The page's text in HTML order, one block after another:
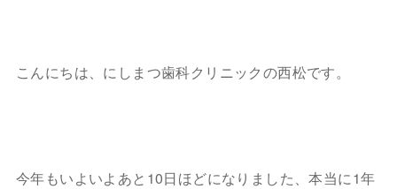
こんにちは、にしまつ歯科クリニックの西松です。
今年もいよいよあと10日ほどになりました、本当に1年